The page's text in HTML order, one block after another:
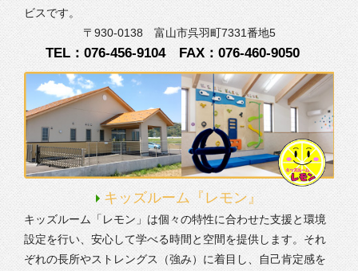
ビスです。
〒930-0138富山市呉羽町7331番地5
TEL：076-456-9104 FAX：076-460-9050
キッズルーム『レモン』
キッズルーム「レモン」は個々の特性に合わせた支援と環境
設定を行い、安心して学べる時間と空間を提供します。それ
ぞれの長所やストレングス（強み）に着目し、自己肯定感を